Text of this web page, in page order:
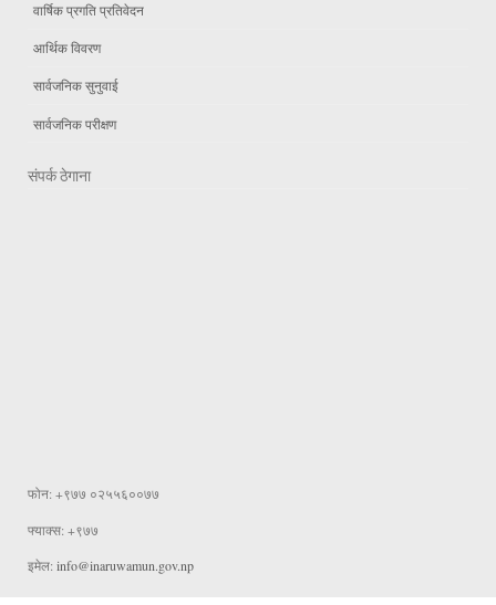
वार्षिक प्रगति प्रतिवेदन
आर्थिक विवरण
सार्वजनिक सुनुवाई
सार्वजनिक परीक्षण
संपर्क ठेगाना
फोन: +९७७ ०२५५६००७७
फ्याक्स: +९७७
इमेल: info@inaruwamun.gov.np